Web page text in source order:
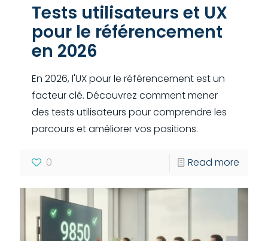
Tests utilisateurs et UX
pour le référencement
en 2026
En 2026, l'UX pour le référencement est un
facteur clé. Découvrez comment mener
des tests utilisateurs pour comprendre les
parcours et améliorer vos positions.
0 Read more